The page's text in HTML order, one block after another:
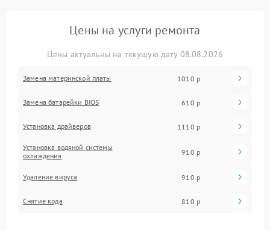
Цены на услуги ремонта
Цены актуальны на текущую дату 08.08.2026
Замена материнской платы 1010 р
Замена батарейки BIOS 610 р
Установка драйверов 1110 р
Установка водяной системы
охлаждения
910 р
Удаление вируса 910 р
Снятие кода 810 р